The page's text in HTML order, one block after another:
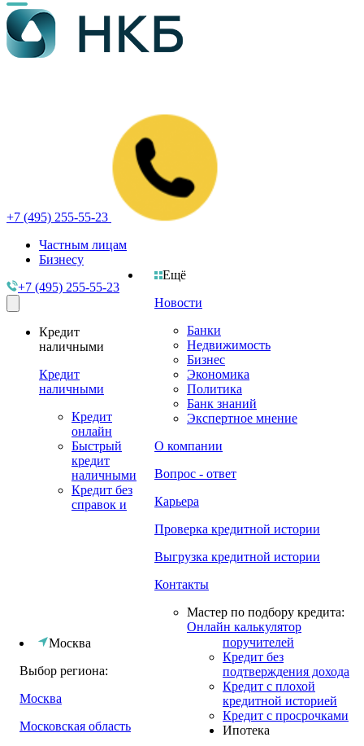
+7 (495) 255-55-23
Частным лицам
Бизнесу
Ещё
Новости
Банки
Недвижимость
Бизнес
Экономика
Политика
Банк знаний
Экспертное мнение
О компании
Вопрос - ответ
Карьера
Проверка кредитной истории
Выгрузка кредитной истории
Контакты
Мастер по подбору кредита:
Онлайн калькулятор
Москва
Выбор региона:
Москва
Московская область
+7 (495) 255-55-23
Кредит
наличными
Кредит
наличными
Кредит
онлайн
Быстрый
кредит
наличными
Кредит без
справок и
поручителей
Кредит без
подтверждения дохода
Кредит с плохой
кредитной историей
Кредит с просрочками
Ипотека